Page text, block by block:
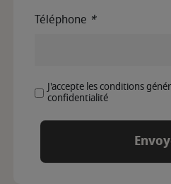
Téléphone *
J'accepte les conditions
confidentialité